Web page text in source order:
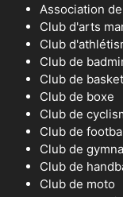
Association
Club d'arts
Club
Club de
Club de
Club de boxe
Club de
Club de
Club de
Club de
Club de moto